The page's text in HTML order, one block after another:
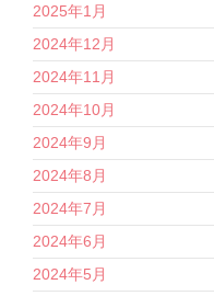
2025年1月
2024年12月
2024年11月
2024年10月
2024年9月
2024年8月
2024年7月
2024年6月
2024年5月